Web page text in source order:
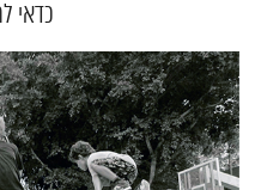
כדאי